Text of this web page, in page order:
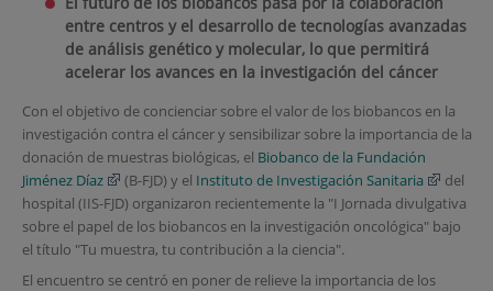
entre centros y el desarrollo de tecnologías avanzadas
de análisis genético y molecular, lo que permitirá
acelerar los avances en la investigación del cáncer
Con el objetivo de concienciar sobre el valor de los biobancos en la
investigación contra el cáncer y sensibilizar sobre la importancia de la
donación de muestras biológicas, el Biobanco de la Fundación
Jiménez Díaz
(B-FJD) y el Instituto de Investigación Sanitaria
del
hospital (IIS-FJD) organizaron recientemente la "I Jornada divulgativa
sobre el papel de los biobancos en la investigación oncológica" bajo
el título "Tu muestra, tu contribución a la ciencia".
El encuentro se centró en poner de relieve la importancia de los